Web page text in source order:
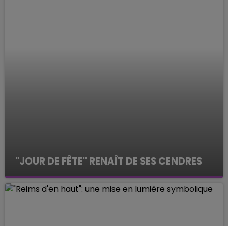
"JOUR DE FÊTE" RENAÎT DE SES CENDRES
Les interviews de la rédac'